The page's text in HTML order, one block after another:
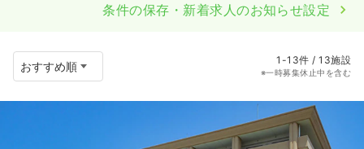
条件の保存・新着求人のお知らせ設定
1-13件 / 13施設
※一時募集休止中を含む